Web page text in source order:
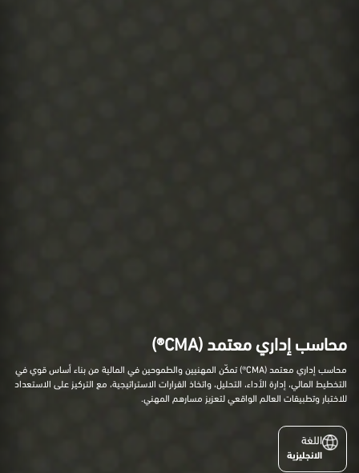
محاسب إداري معتمد (CMA®)
محاسب إداري معتمد (CMA®) تمكّن المهنيين والطموحين في المالية من بناء أساس قوي في
التخطيط المالي، إدارة الأداء، التحليل، واتخاذ القرارات الاستراتيجية، مع التركيز على الاستعداد
للاختبار وتطبيقات العالم الواقعي لتعزيز مسارهم المهني.
اللغة
الانجليزية